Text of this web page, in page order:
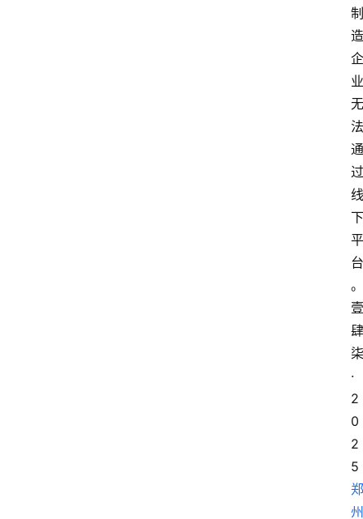
制
造
企
业
无
法
通
过
线
下
平
台
。
壹
肆
柒
·
2
0
2
5
郑
州